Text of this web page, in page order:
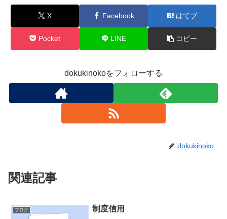
X Facebook はてブ
Pocket LINE コピー
dokukinokoをフォローする
dokukinoko
関連記事
ブログ 制度信用